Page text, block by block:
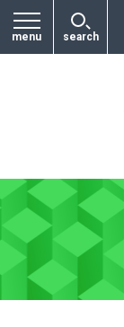
menu search